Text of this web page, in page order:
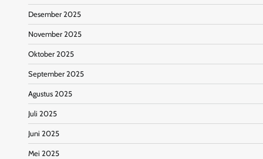
Desember 2025
November 2025
Oktober 2025
September 2025
Agustus 2025
Juli 2025
Juni 2025
Mei 2025